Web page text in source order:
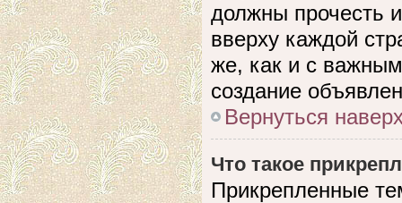
должны прочесть
вверху каждой
же, как и с
создание
Вернуться
Что такое
Прикрепленные